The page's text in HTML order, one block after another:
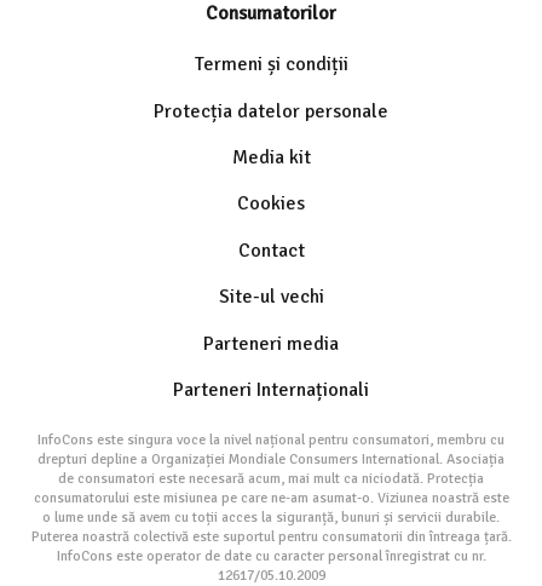
Consumatorilor
Termeni și condiții
Protecția datelor personale
Media kit
Cookies
Contact
Site-ul vechi
Parteneri media
Parteneri Internaționali
InfoCons este singura voce la nivel național pentru consumatori, membru cu
drepturi depline a Organizației Mondiale Consumers International. Asociația
de consumatori este necesară acum, mai mult ca niciodată. Protecția
consumatorului este misiunea pe care ne-am asumat-o. Viziunea noastră este
o lume unde să avem cu toții acces la siguranță, bunuri și servicii durabile.
Puterea noastră colectivă este suportul pentru consumatorii din întreaga țară.
InfoCons este operator de date cu caracter personal înregistrat cu nr.
12617/05.10.2009